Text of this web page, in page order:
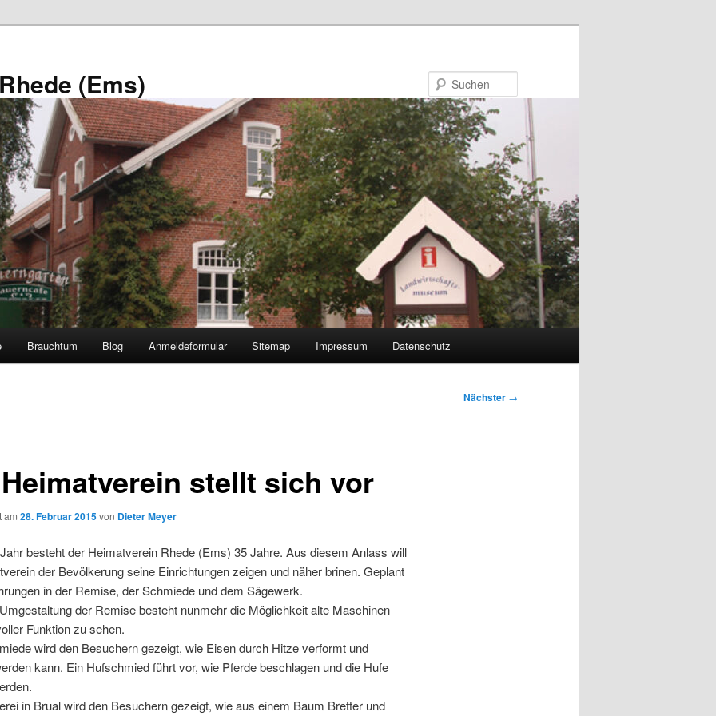
(Ems)
Brauchtum Blog Anmeldeformular Sitemap Impressum Datenschutz
Nächster →
stellt sich vor
am 28. Februar 2015von Dieter Meyer
besteht der Heimatverein Rhede (Ems) 35 Jahre. Aus diesem Anlass will
der Bevölkerung seine Einrichtungen zeigen und näher brinen. Geplant
in der Remise, der Schmiede und dem Sägewerk.
der Remise besteht nunmehr die Möglichkeit alte Maschinen
Funktion zu sehen.
wird den Besuchern gezeigt, wie Eisen durch Hitze verformt und
kann. Ein Hufschmied führt vor, wie Pferde beschlagen und die Hufe
in Brual wird den Besuchern gezeigt, wie aus einem Baum Bretter und